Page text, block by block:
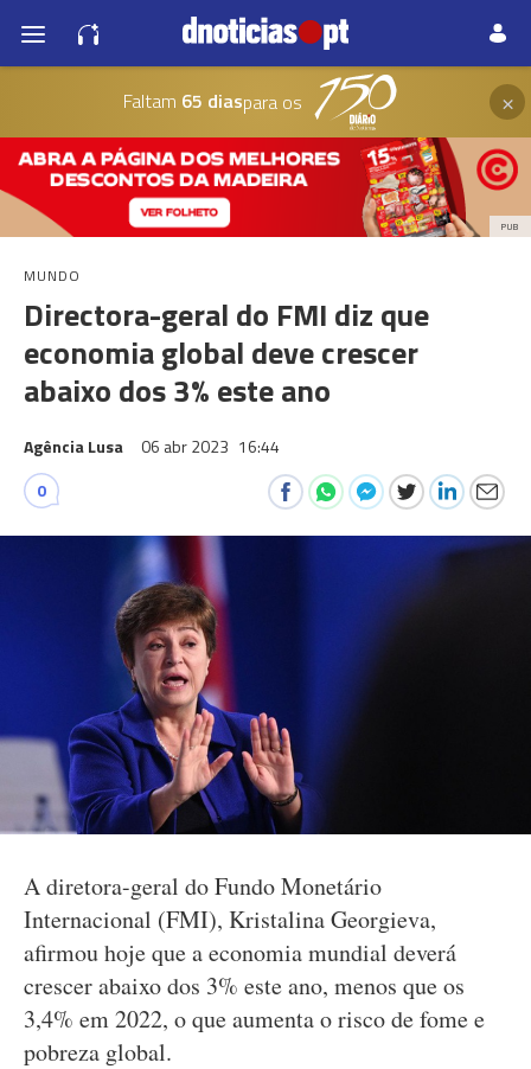
Faltam 65 diaspara os ×
PUB
MUNDO
Directora-geral do FMI diz que
economia global deve crescer
abaixo dos 3% este ano
Agência Lusa 06 abr 2023 16:44
0
A diretora-geral do Fundo Monetário
Internacional (FMI), Kristalina Georgieva,
afirmou hoje que a economia mundial deverá
crescer abaixo dos 3% este ano, menos que os
3,4% em 2022, o que aumenta o risco de fome e
pobreza global.